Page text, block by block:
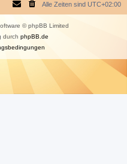
Alle Zeiten sind UTC+02:00
© phpBB Limited
durch phpBB.de